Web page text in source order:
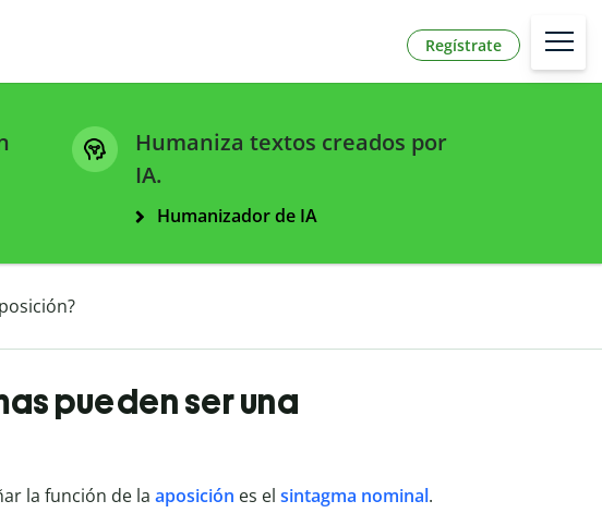
Regístrate
Humaniza textos creados por
IA.
Humanizador de IA
pueden ser una
la función de la aposición es el sintagma nominal.